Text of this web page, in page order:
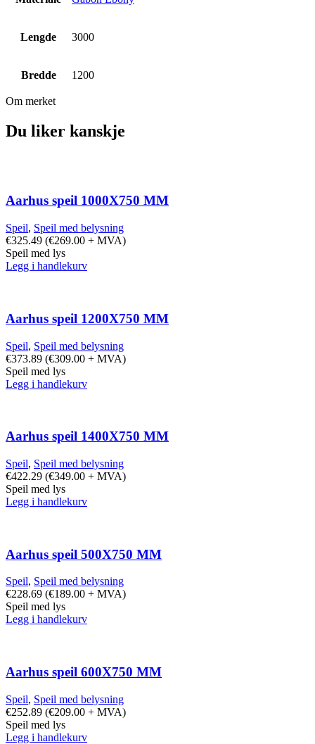
Lengde 3000
Bredde 1200
Om merket
Du liker kanskje
Aarhus speil 1000X750 MM
Speil, Speil med belysning
€325.49 (€269.00 + MVA)
Speil med lys
Legg i handlekurv
Aarhus speil 1200X750 MM
Speil, Speil med belysning
€373.89 (€309.00 + MVA)
Speil med lys
Legg i handlekurv
Aarhus speil 1400X750 MM
Speil, Speil med belysning
€422.29 (€349.00 + MVA)
Speil med lys
Legg i handlekurv
Aarhus speil 500X750 MM
Speil, Speil med belysning
€228.69 (€189.00 + MVA)
Speil med lys
Legg i handlekurv
Aarhus speil 600X750 MM
Speil, Speil med belysning
€252.89 (€209.00 + MVA)
Speil med lys
Legg i handlekurv